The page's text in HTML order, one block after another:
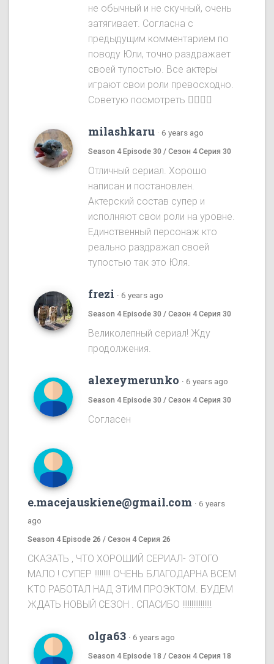
не обычный и не скучный, очень
затягивает. Согласна с
предыдущим комментарием по
поводу Юли, точно раздражает
своей тупостью. Все актеры
играют свои роли превосходно.
Советую посмотреть 👌🏻👌🏻
milashkaru · 6 years ago
Season 4 Episode 30 / Сезон 4 Серия 30
Отличный сериал. Хорошо
написан и постановлен.
Актерский состав супер и
исполняют свои роли на уровне.
Единственный персонаж кто
реально раздражал своей
тупостью так это Юля.
frezi · 6 years ago
Season 4 Episode 30 / Сезон 4 Серия 30
Великолепный сериал! Жду
продолжения.
alexeymerunko · 6 years ago
Season 4 Episode 30 / Сезон 4 Серия 30
Согласен
e.macejauskiene@gmail.com · 6 years
ago
Season 4 Episode 26 / Сезон 4 Серия 26
СКАЗАТЬ , ЧТО ХОРОШИЙ СЕРИАЛ- ЭТОГО
МАЛО ! СУПЕР !!!!!!!!! ОЧЕНЬ БЛАГОДАРНА ВСЕМ
КТО РАБОТАЛ НАД ЭТИМ ПРОЭКТОМ. БУДЕМ
ЖДАТЬ НОВЫЙ СЕЗОН . СПАСИБО !!!!!!!!!!!!!!!!
olga63 · 6 years ago
Season 4 Episode 18 / Сезон 4 Серия 18